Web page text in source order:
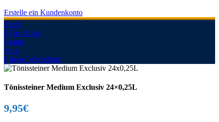
Erstelle ein Kundenkonto
Menü
0 Fav.-Liste
Konto
Shop
0 items Warenkorb
Tönissteiner Medium Exclusiv 24×0,25L
9,95€